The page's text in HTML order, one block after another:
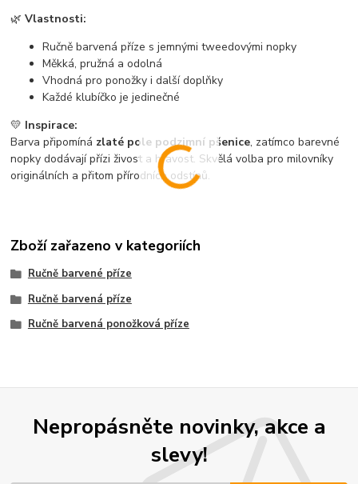
🌿Vlastnosti:
Ručně barvená příze s jemnými tweedovými nopky
Měkká, pružná a odolná
Vhodná pro ponožky i další doplňky
Každé klubíčko je jedinečné
💛 Inspirace:
Barva připomíná zlaté pole podzimní pšenice, zatímco barevné
nopky dodávají přízi živost a hravost. Skvělá volba pro milovníky
originálních a přitom přírodních odstínů.
Zboží zařazeno v kategoriích
Ručně barvené příze
Ručně barvená příze
Ručně barvená ponožková příze
Nepropásněte novinky, akce a
slevy!